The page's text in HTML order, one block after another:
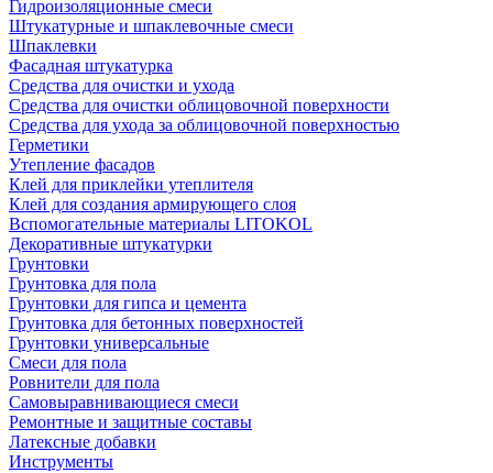
Гидроизоляционные смеси
Штукатурные и шпаклевочные смеси
Шпаклевки
Фасадная штукатурка
Средства для очистки и ухода
Средства для очистки облицовочной поверхности
Средства для ухода за облицовочной поверхностью
Герметики
Утепление фасадов
Клей для приклейки утеплителя
Клей для создания армирующего слоя
Вспомогательные материалы LITOKOL
Декоративные штукатурки
Грунтовки
Грунтовка для пола
Грунтовки для гипса и цемента
Грунтовка для бетонных поверхностей
Грунтовки универсальные
Смеси для пола
Ровнители для пола
Самовыравнивающиеся смеси
Ремонтные и защитные составы
Латексные добавки
Инструменты